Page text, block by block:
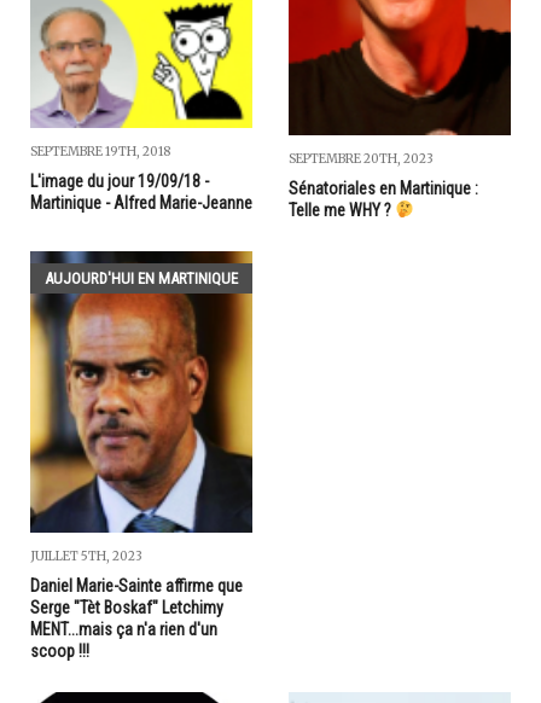
SEPTEMBRE 19TH, 2018
L'image du jour 19/09/18 -
Martinique - Alfred Marie-Jeanne
SEPTEMBRE 20TH, 2023
Sénatoriales en Martinique :
Telle me WHY ?
AUJOURD'HUI EN MARTINIQUE
JUILLET 5TH, 2023
Daniel Marie-Sainte affirme que
Serge "Tèt Boskaf" Letchimy
MENT...mais ça n'a rien d'un
scoop !!!